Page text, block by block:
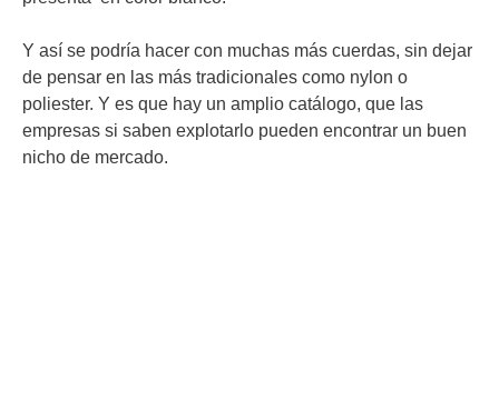
Y así se podría hacer con muchas más cuerdas, sin dejar
de pensar en las más tradicionales como nylon o
poliester. Y es que hay un amplio catálogo, que las
empresas si saben explotarlo pueden encontrar un buen
nicho de mercado.